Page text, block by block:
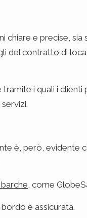
chiare e precise, sia
del contratto di
i quali i clienti
è, però, evidente
, come
è assicurata.